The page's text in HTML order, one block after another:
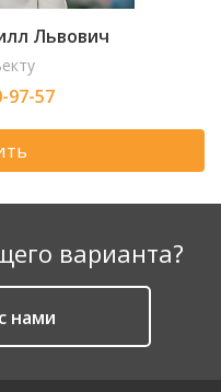
Львович
97-57
варианта?
нами